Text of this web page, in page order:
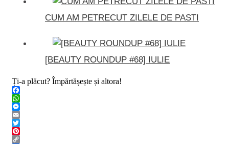
CUM AM PETRECUT ZILELE DE PASTI
[BEAUTY ROUNDUP #68] IULIE
Ți-a plăcut? Împărtășește și altora!
Facebook
WhatsApp
Messenger
Email
Twitter
Pinterest